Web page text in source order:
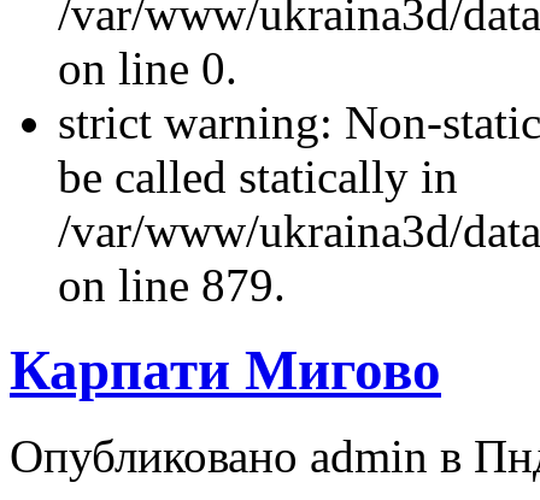
/var/www/ukraina3d/
on line 0.
strict warning: Non-
be called statically in
/var/www/ukraina3d/
on line 879.
Карпати Мигово
Опубликовано admin в